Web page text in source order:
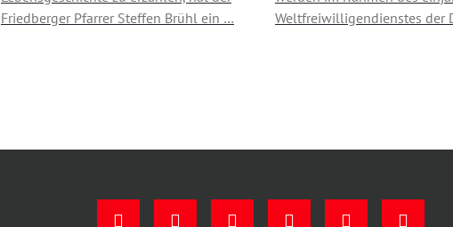
Friedberger Pfarrer Steffen Brühl ein …
Weltfreiwilligendienstes der